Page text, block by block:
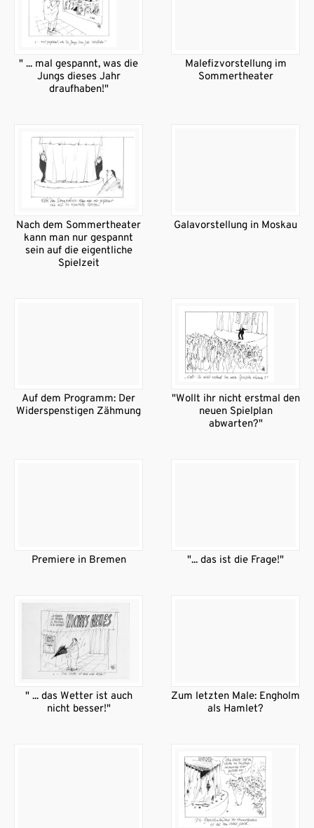
" ... mal gespannt, was die
Jungs dieses Jahr
draufhaben!"
Malefizvorstellung im
Sommertheater
Nach dem Sommertheater
kann man nur gespannt
sein auf die eigentliche
Spielzeit
Galavorstellung in Moskau
Auf dem Programm: Der
Widerspenstigen Zähmung
"Wollt ihr nicht erstmal den
neuen Spielplan
abwarten?"
Premiere in Bremen "... das ist die Frage!"
" ... das Wetter ist auch
nicht besser!"
Zum letzten Male: Engholm
als Hamlet?